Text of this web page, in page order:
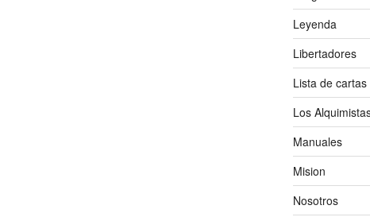
Leyenda
Libertadores
Lista de cartas
Los
Manuales
Mision
Nosotros